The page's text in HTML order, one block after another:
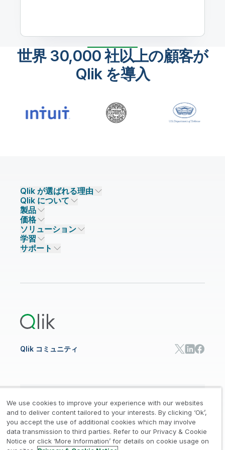
世界 30,000 社以上の顧客が
Qlik を導入
Qlik が選ばれる理由
Qlik が選ばれる理由
信頼とセキュリティ
信頼とプライバシー
信頼と AI
主なテクノロジーパートナー
データソースとターゲット
Qlik について
企業情報
採用情報
ニュースルーム
事業所 / 連絡先
製品
データ統合とデータ品質
Qlik Talend
Qlik Talend Cloud
Talend Data Fabric
価格
データ統合
データ分析
AI / 機械学習
ソリューション
ソリューションパートナー
パートナー検索
学習
イベント
サポート
Qlik コミュニティ
法的規約 / プライバシーとクッキー通知 / 商標 /
We use cookies to improve your experience with our websites
and to deliver content tailored to your interests. By clicking ‘Ok’,
you accept the use of additional cookies which may involve
data transmission to third parties. Refer to our Privacy & Cookie
Notice or click ‘More Information’ for details on cookie usage on